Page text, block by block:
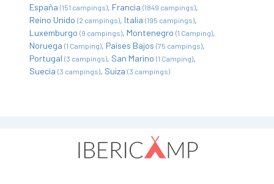
España (151 campings) Francia (1849 campings)
Reino Unido (2 campings) Italia (195 campings)
Luxemburgo (9 campings) Montenegro (1 Camping)
Noruega (1 Camping) Países Bajos (75 campings)
Portugal (3 campings) San Marino (1 Camping)
Suecia (3 campings) Suiza (3 campings)